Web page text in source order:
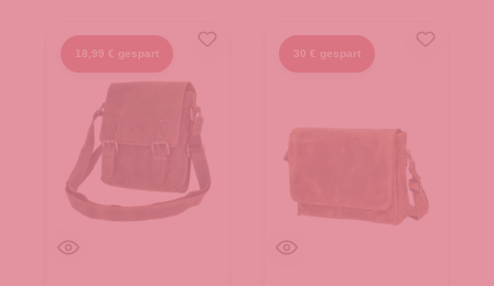
18,99 € gespart 30 € gespart